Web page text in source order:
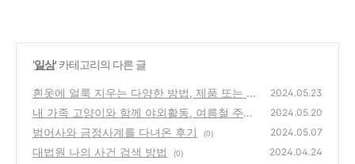
'일상' 카테고리의 다른 글
흰옷에 얼룩 지우는 다양한 방법, 제품 또는 자
연재료 사용
(0)
2024.05.23
내 가족 고양이와 함께 야외활동, 여름철 주의
사항
(0)
2024.05.20
범어사와 금정사계를 다녀온 후기 (0) 2024.05.07
대법원 나의 사건 검색 방법 (0) 2024.04.24